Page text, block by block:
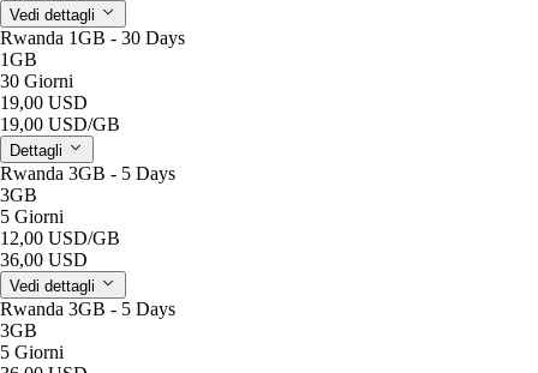
Vedi dettagli
Rwanda 1GB - 30 Days
1GB
30 Giorni
19,00 USD
19,00 USD/GB
Dettagli
Rwanda 3GB - 5 Days
3GB
5 Giorni
12,00 USD/GB
36,00 USD
Vedi dettagli
Rwanda 3GB - 5 Days
3GB
5 Giorni